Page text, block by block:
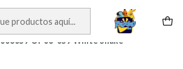
006059 OP06-059 White Snake